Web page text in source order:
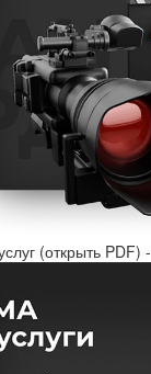
(открыть PDF) -